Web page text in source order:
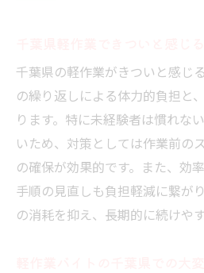
千葉県の軽作業がきついと感じ
の繰り返しによる体力的負担と
ります。特に未経験者は慣れな
いため、対策としては作業前の
の確保が効果的です。また、効
手順の見直しも負担軽減に繋が
の消耗を抑え、長期的に続けや